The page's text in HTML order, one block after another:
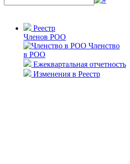
Реестр
Членов РОО
Членство
в РОО
Ежеквартальная отчетность
Изменения в Реестр